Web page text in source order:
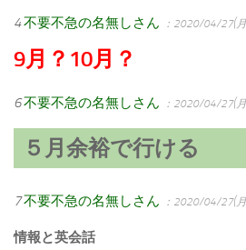
4不要不急の名無しさん ：2020/04/27(
9月？10月？
6不要不急の名無しさん ：2020/04/27(
５月余裕で行ける
7不要不急の名無しさん ：2020/04/27(
情報と英会話